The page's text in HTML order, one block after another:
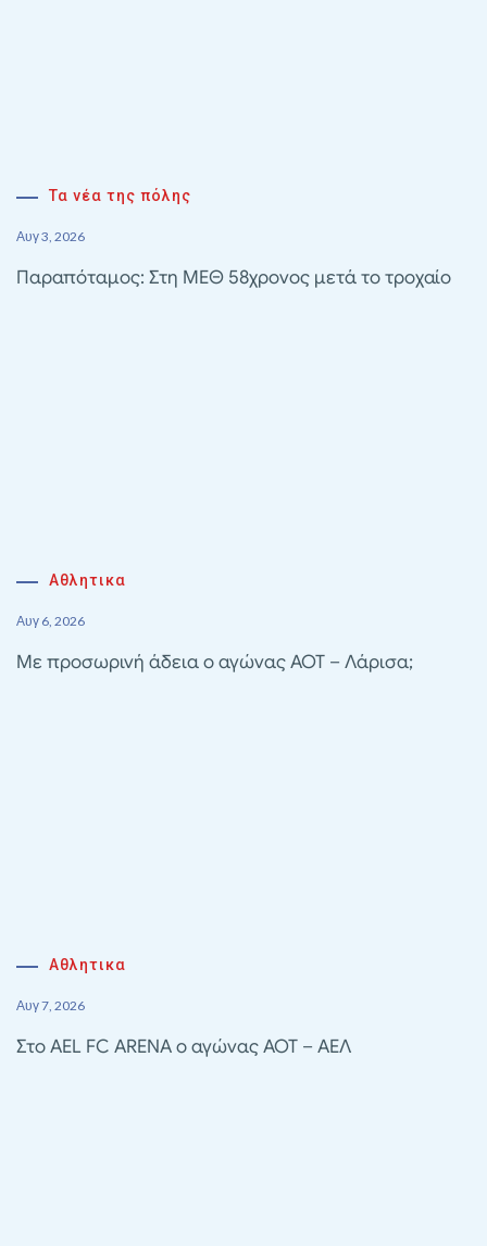
Τα νέα της πόλης
Αυγ 3, 2026
Παραπόταμος: Στη ΜΕΘ 58χρονος μετά το τροχαίο
Αθλητικα
Αυγ 6, 2026
Με προσωρινή άδεια ο αγώνας ΑΟΤ – Λάρισα;
Αθλητικα
Αυγ 7, 2026
Στο AEL FC ARENA ο αγώνας ΑΟΤ – ΑΕΛ